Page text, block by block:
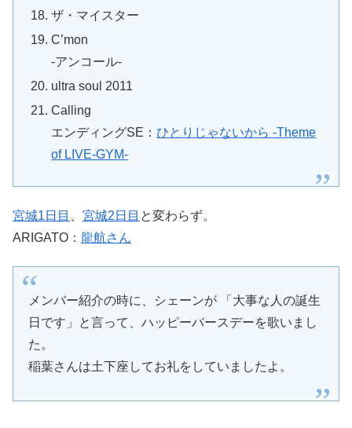
ザ・マイスター
C’mon
-アンコール-
ultra soul 2011
Calling
エンディングSE：ひとりじゃないから -Theme
of LIVE-GYM-
宮城1日目 宮城2日目 と変わらず。
ARIGATO： 龍航さん
メンバー紹介の時に、シェーンが 「大事な人の誕生
日です」と言って、ハッピーバースデーを歌いまし
た。
稲葉さんは土下座してお礼をしていましたよ。